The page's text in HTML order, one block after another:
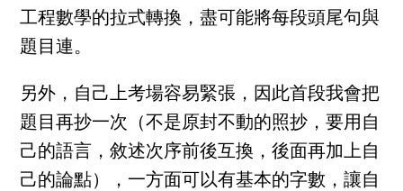
工程數學的拉式轉換，盡可能將每段頭尾句與
題目連。
另外，自己上考場容易緊張，因此首段我會把
題目再抄一次（不是原封不動的照抄，要用自
己的語言，敘述次序前後互換，後面再加上自
己的論點），一方面可以有基本的字數，讓自